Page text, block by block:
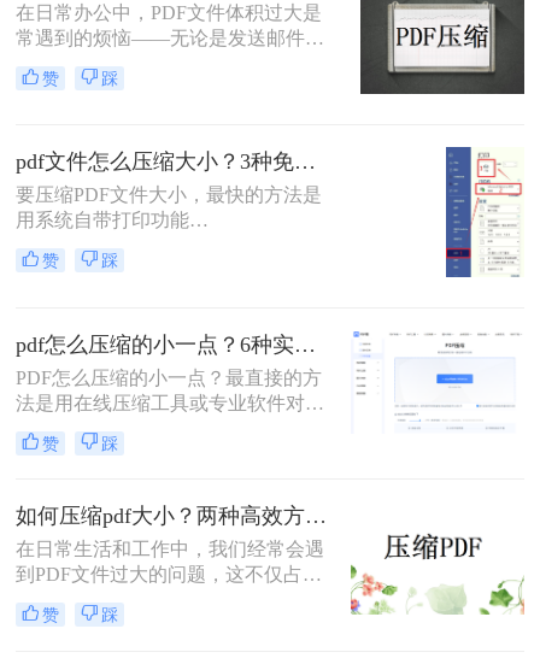
在日常办公中，PDF文件体积过大是
常遇到的烦恼——无论是发送邮件受
限于附件大小，还是上传系统提示文
件超限，都让人头疼。那么，怎么把
解操作步骤，您可根据文件数量、压
缩质量要求和隐私需求快速选择最合
适的方法。
赞 踩
pdf文件怎么压缩大小？3种免费+1种专业方法全攻略（附决策表）！
要压缩PDF文件大小，最快的方法是
用系统自带打印功能
（Windows/macOS均支持）或在线免
费工具（如PDFmao、转转大师）直
业软件「转转大师PDF转换器」——
它支持自定义压缩等级、图片重采
样，且完全本地处理，安全无广告。
的需求，然后逐一详解每种方法的具
赞 踩
pdf怎么压缩的小一点？6种实用方法详解（2026最新）
PDF怎么压缩的小一点？最直接的方
法是用在线压缩工具或专业软件对
PDF文件进行重新编码和优化，通过
降低图片分辨率、压缩内嵌字体、去
可读的前提下将文件体积缩小到原来
的10%~50%。
赞 踩
如何压缩pdf大小？两种高效方法详解！
在日常生活和工作中，我们经常会遇
到PDF文件过大的问题，这不仅占用
了大量的存储空间，还降低了文件的
传输效率。因此，掌握几种有效的
赞 踩